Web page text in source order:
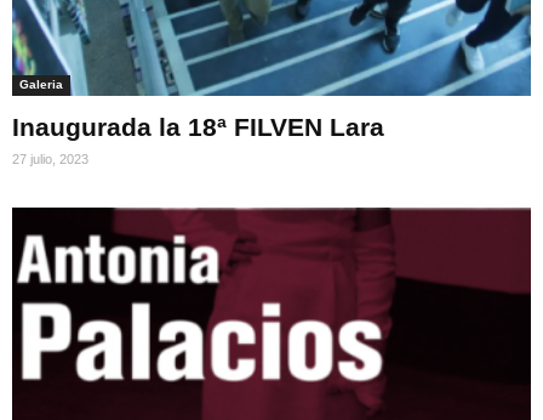
Galeria
Inaugurada la 18ª FILVEN Lara
27 julio, 2023